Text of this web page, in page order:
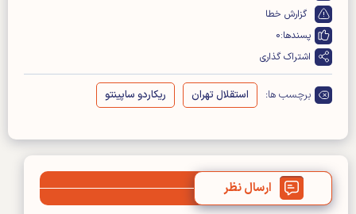
گزارش خطا
پسندها:0
اشتراک گذاری
برچسب ها: استقلال تهران ریکاردو ساپینتو
ارسال نظر